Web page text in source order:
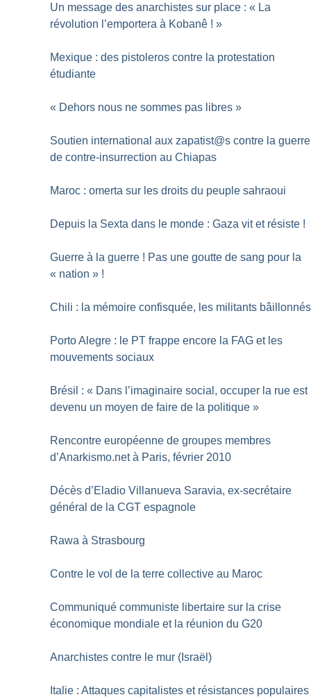
Un message des anarchistes sur place : « La
révolution l’emportera à Kobanê ! »
Mexique : des pistoleros contre la protestation
étudiante
« Dehors nous ne sommes pas libres »
Soutien international aux zapatist@s contre la guerre
de contre-insurrection au Chiapas
Maroc : omerta sur les droits du peuple sahraoui
Depuis la Sexta dans le monde : Gaza vit et résiste !
Guerre à la guerre ! Pas une goutte de sang pour la
« nation » !
Chili : la mémoire confisquée, les militants bâillonnés
Porto Alegre : le PT frappe encore la FAG et les
mouvements sociaux
Brésil : « Dans l’imaginaire social, occuper la rue est
devenu un moyen de faire de la politique »
Rencontre européenne de groupes membres
d’Anarkismo.net à Paris, février 2010
Décès d’Eladio Villanueva Saravia, ex-secrétaire
général de la CGT espagnole
Rawa à Strasbourg
Contre le vol de la terre collective au Maroc
Communiqué communiste libertaire sur la crise
économique mondiale et la réunion du G20
Anarchistes contre le mur (Israël)
Italie : Attaques capitalistes et résistances populaires